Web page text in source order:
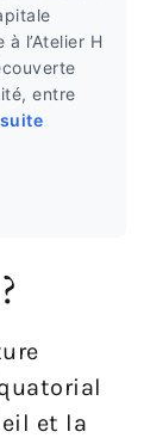
l’Atelier H
entre
et la